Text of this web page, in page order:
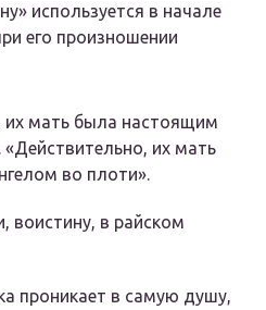
используется в начале
его произношении
их мать была настоящим
их мать
во плоти».
воистину, в райском
проникает в самую душу,